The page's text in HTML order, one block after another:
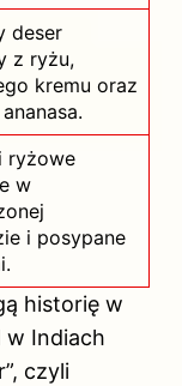
deser
z ryżu,
kremu oraz
ryżowe
w
i posypane
historię w
w Indiach
czyli